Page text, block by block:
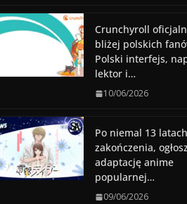
Crunchyroll
bliżej polskich
Polski interfejs,
lektor i…
10/06/2026
Po niemal 13
zakończenia,
adaptację anime
popularnej…
09/06/2026